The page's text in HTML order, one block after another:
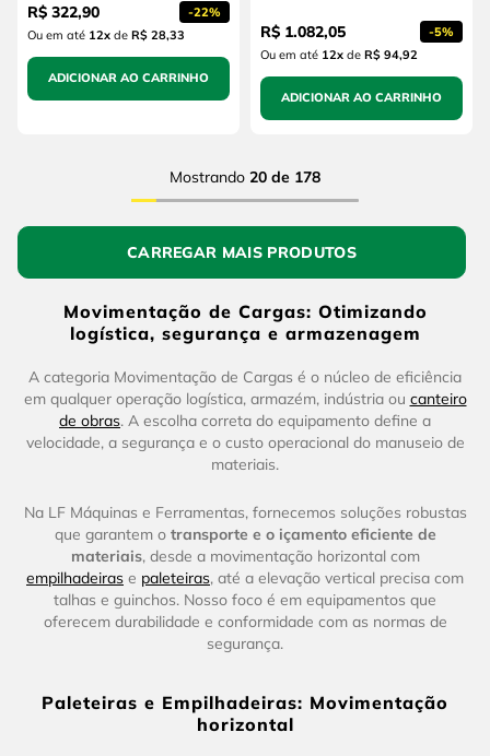
R$ 322,90 -22%
Ou em até 12xde R$ 28,33
ADICIONAR AO CARRINHO
R$ 1.082,05 -5%
Ou em até 12xde R$ 94,92
ADICIONAR AO CARRINHO
Mostrando 20 de 178
Movimentação de Cargas: Otimizando
logística, segurança e armazenagem
A categoria Movimentação de Cargas é o núcleo de eficiência
em qualquer operação logística, armazém, indústria ou canteiro
de obras. A escolha correta do equipamento define a
velocidade, a segurança e o custo operacional do manuseio de
materiais.
Na LF Máquinas e Ferramentas, fornecemos soluções robustas
que garantem o transporte e o içamento eficiente de
materiais, desde a movimentação horizontal com
empilhadeiras e paleteiras, até a elevação vertical precisa com
talhas e guinchos. Nosso foco é em equipamentos que
oferecem durabilidade e conformidade com as normas de
segurança.
Paleteiras e Empilhadeiras: Movimentação
horizontal